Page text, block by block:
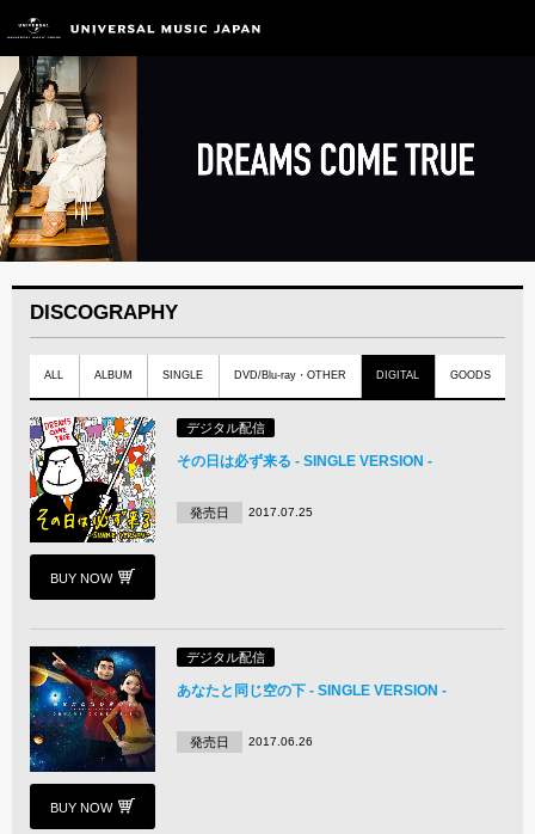
DISCOGRAPHY
ALL ALBUM SINGLE DVD/Blu-ray・OTHER DIGITAL GOODS
BUY NOW
デジタル配信
その日は必ず来る - SINGLE VERSION -
発売日 2017.07.25
BUY NOW
デジタル配信
あなたと同じ空の下 - SINGLE VERSION -
発売日 2017.06.26